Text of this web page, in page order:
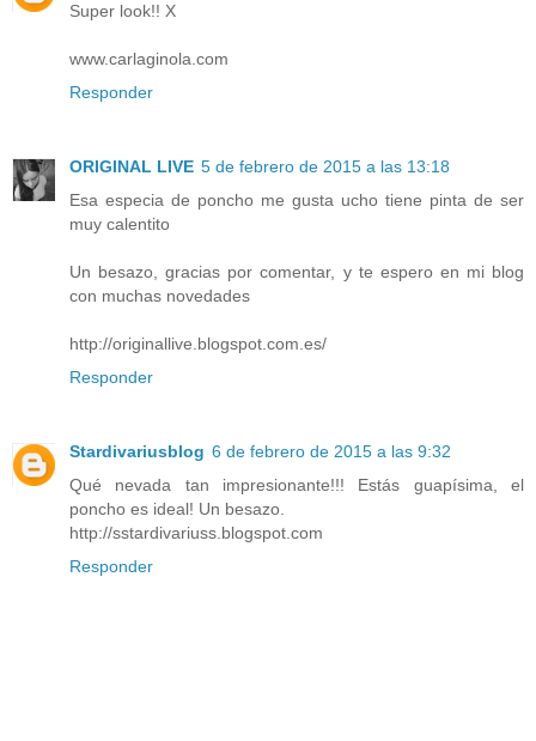
Super look!! X
www.carlaginola.com
Responder
ORIGINAL LIVE 5 de febrero de 2015 a las 13:18
Esa especia de poncho me gusta ucho tiene pinta de ser
muy calentito
Un besazo, gracias por comentar, y te espero en mi blog
con muchas novedades
http://originallive.blogspot.com.es/
Responder
Stardivariusblog 6 de febrero de 2015 a las 9:32
Qué nevada tan impresionante!!! Estás guapísima, el
poncho es ideal! Un besazo.
http://sstardivariuss.blogspot.com
Responder